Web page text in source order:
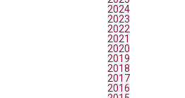
2024
2023
2022
2021
2020
2019
2018
2017
2016